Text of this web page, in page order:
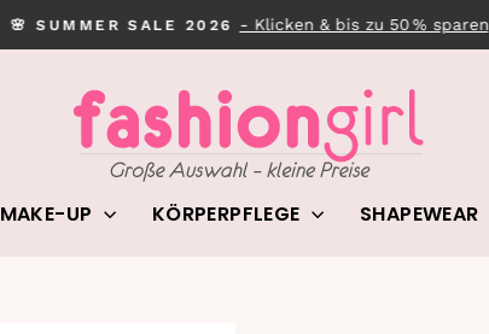
Pause
🌸 SUMMER SALE 2026 - Klicken & bis zu 50 % sparen
MAKE-UP KÖRPERPFLEGE SHAPEWEAR